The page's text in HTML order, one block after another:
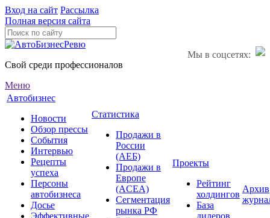
Вход на сайт Рассылка
Полная версия сайта
Мы в соцсетях:
Свой среди профессионалов
Меню
Автобизнес
Новости
Обзор прессы
События
Интервью
Рецепты
успеха
Персоны
автобизнеса
Досье
Эффективные
Статистика
Продажи в
России
(АЕБ)
Продажи в
Европе
(ACEA)
Сегментация
рынка РФ
Проекты
Рейтинг
холдингов
База
дилеров
Архив